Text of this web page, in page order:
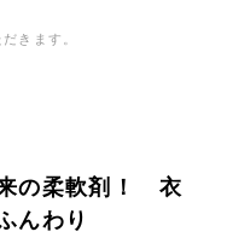
きます。
の柔軟剤！ 衣
んわり